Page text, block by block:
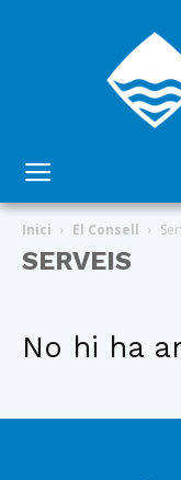
Inici El Consell
SERVEIS
No hi ha